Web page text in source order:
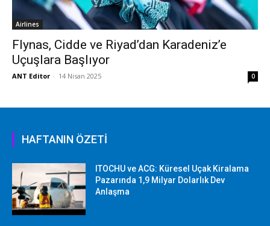
Airlines
Flynas, Cidde ve Riyad’dan Karadeniz’e
Uçuşlara Başlıyor
ANT Editor - 14 Nisan 2025 0
HAFTANIN ÖZETİ
ITOCHU ve ACG: Küresel Uçak Kiralama
Pazarında 1,9 Milyar Dolarlık Dev
Anlaşma